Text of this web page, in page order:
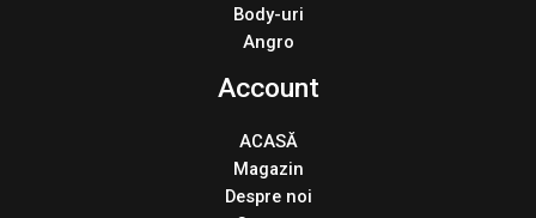
Body-uri
Angro
Account
ACASĂ
Magazin
Despre noi